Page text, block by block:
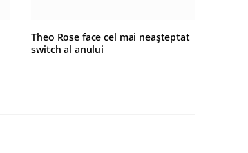
Theo Rose face cel mai neașteptat
switch al anului